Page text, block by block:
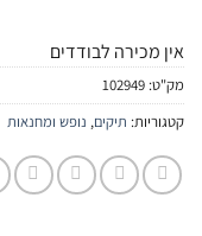
אין מכירה לבודדים
מק"ט: 102949
קטגוריות: תיקים, נופש ומחנאות